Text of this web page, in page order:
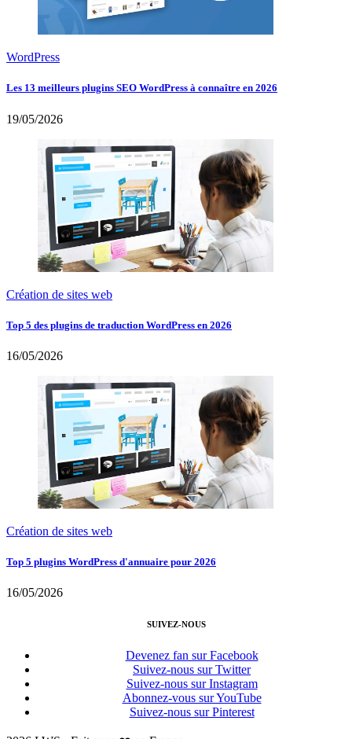
WordPress
Les 13 meilleurs plugins SEO WordPress à connaître en 2026
19/05/2026
Création de sites web
Top 5 des plugins de traduction WordPress en 2026
16/05/2026
Création de sites web
Top 5 plugins WordPress d'annuaire pour 2026
16/05/2026
SUIVEZ-NOUS
Devenez fan sur Facebook
Suivez-nous sur Twitter
Suivez-nous sur Instagram
Abonnez-vous sur YouTube
Suivez-nous sur Pinterest